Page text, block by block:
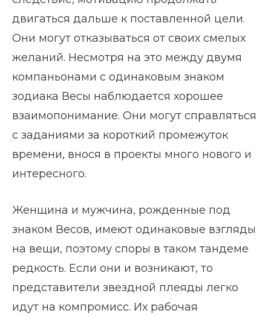
двигаться дальше к поставленной цели.
Они могут отказываться от своих смелых
желаний. Несмотря на это между двумя
компаньонами с одинаковым знаком
зодиака Весы наблюдается хорошее
взаимопонимание. Они могут справляться
с заданиями за короткий промежуток
времени, внося в проекты много нового и
интересного.
Женщина и мужчина, рожденные под
знаком Весов, имеют одинаковые взгляды
на вещи, поэтому споры в таком тандеме
редкость. Если они и возникают, то
представители звездной плеяды легко
идут на компромисс. Их рабочая